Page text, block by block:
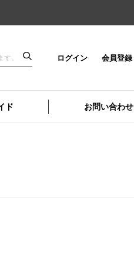
ログイン 会員登録
ド お問い合わせ